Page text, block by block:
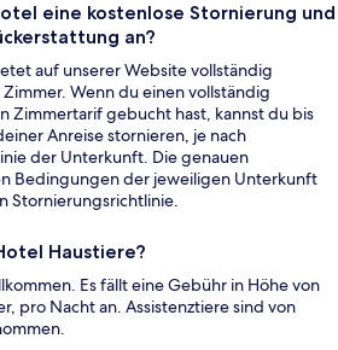
eine kostenlose Stornierung und
an?
auf unserer Website vollständig
Wenn du einen vollständig
Zimmertarif gebucht hast, kannst du bis
Anreise stornieren, je nach
der Unterkunft. Die genauen
Bedingungen der jeweiligen Unterkunft
Stornierungsrichtlinie.
Haustiere?
Es fällt eine Gebühr in Höhe von
pro Nacht an. Assistenztiere sind von